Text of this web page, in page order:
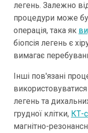
легень. Залежно від
процедури може
операція, така як
біопсія легень є
вимагає
Інші пов'язані
легень та
грудної клітки, КТ-
магнітно-